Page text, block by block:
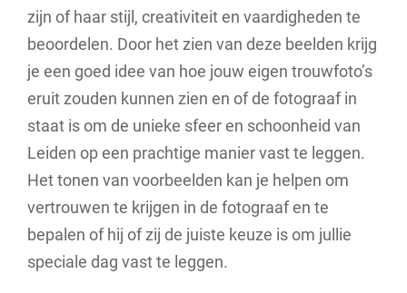
zijn of haar stijl, creativiteit en vaardigheden te
beoordelen. Door het zien van deze beelden krijg
je een goed idee van hoe jouw eigen trouwfoto’s
eruit zouden kunnen zien en of de fotograaf in
staat is om de unieke sfeer en schoonheid van
Leiden op een prachtige manier vast te leggen.
Het tonen van voorbeelden kan je helpen om
vertrouwen te krijgen in de fotograaf en te
bepalen of hij of zij de juiste keuze is om jullie
speciale dag vast te leggen.